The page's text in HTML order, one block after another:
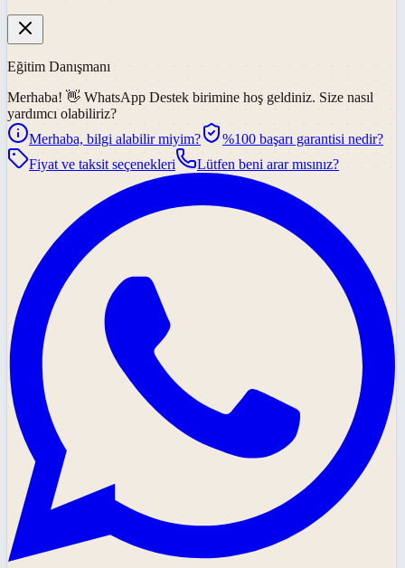
Eğitim Danışmanı
Merhaba! 👋 WhatsApp Destek birimine hoş geldiniz. Size nasıl
yardımcı olabiliriz?
Merhaba, bilgi alabilir miyim?
%100 başarı garantisi nedir?
Fiyat ve taksit seçenekleri
Lütfen beni arar mısınız?